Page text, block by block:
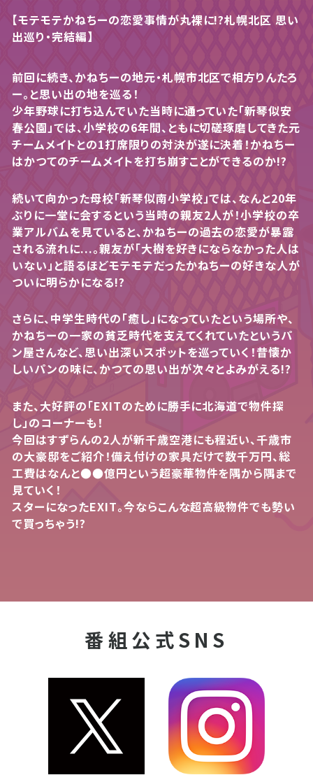
【モテモテかねちーの恋愛事情が丸裸に!?札幌北区 思い
出巡り・完結編】
前回に続き、かねちーの地元・札幌市北区で相方りんたろ
ー。と思い出の地を巡る！
少年野球に打ち込んでいた当時に通っていた「新琴似安
春公園」では、小学校の6年間、ともに切磋琢磨してきた元
チームメイトとの1打席限りの対決が遂に決着！かねちー
はかつてのチームメイトを打ち崩すことができるのか!?
続いて向かった母校「新琴似南小学校」では、なんと20年
ぶりに一堂に会するという当時の親友2人が！小学校の卒
業アルバムを見ていると、かねちーの過去の恋愛が暴露
される流れに...。親友が「大樹を好きにならなかった人は
いない」と語るほどモテモテだったかねちーの好きな人が
ついに明らかになる!?
さらに、中学生時代の「癒し」になっていたという場所や、
かねちーの一家の貧乏時代を支えてくれていたというパ
ン屋さんなど、思い出深いスポットを巡っていく！昔懐か
しいパンの味に、かつての思い出が次々とよみがえる!?
また、大好評の「EXITのために勝手に北海道で物件探
し」のコーナーも！
今回はすずらんの2人が新千歳空港にも程近い、千歳市
の大豪邸をご紹介！備え付けの家具だけで数千万円、総
工費はなんと●●億円という超豪華物件を隅から隅まで
見ていく！
スターになったEXIT。今ならこんな超高級物件でも勢い
で買っちゃう!?
番組公式SNS